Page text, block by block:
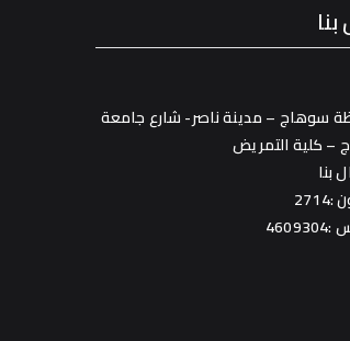
سوهاج – مدينة ناصر- شارع جامعة
– كلية التمريض
بنا